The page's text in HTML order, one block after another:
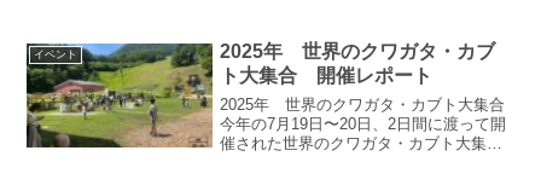
イベント
2025年 世界のクワガタ・カブ
ト大集合 開催レポート
2025年 世界のクワガタ・カブト大集合
今年の7月19日〜20日、2日間に渡って開
催された世界のクワガタ・カブト大集